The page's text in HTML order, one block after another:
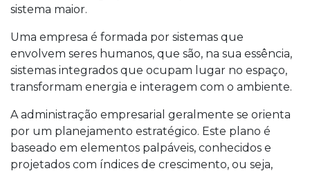
sistema maior.
Uma empresa é formada por sistemas que
envolvem seres humanos, que são, na sua essência,
sistemas integrados que ocupam lugar no espaço,
transformam energia e interagem com o ambiente.
A administração empresarial geralmente se orienta
por um planejamento estratégico. Este plano é
baseado em elementos palpáveis, conhecidos e
projetados com índices de crescimento, ou seja,